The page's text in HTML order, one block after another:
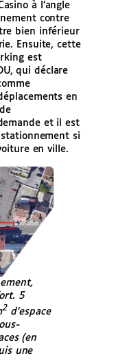
à l’angle
contre
bien inférieur
Ensuite, cette
est
qui déclare
en
et il est
si
en ville.
5
2 d’espace
(en
une